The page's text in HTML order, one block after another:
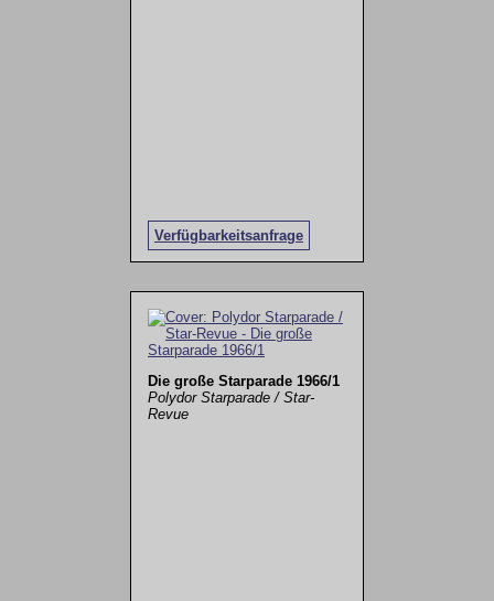
Verfügbarkeitsanfrage
Die große Starparade 1966/1
Polydor Starparade / Star-
Revue